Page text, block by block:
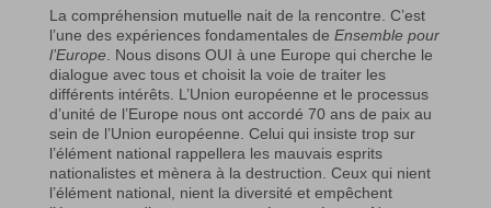
La compréhension mutuelle nait de la rencontre. C’est
l’une des expériences fondamentales de Ensemble pour
l’Europe. Nous disons OUI à une Europe qui cherche le
dialogue avec tous et choisit la voie de traiter les
différents intérêts. L’Union européenne et le processus
d’unité de l’Europe nous ont accordé 70 ans de paix au
sein de l’Union européenne. Celui qui insiste trop sur
l’élément national rappellera les mauvais esprits
nationalistes et mènera à la destruction. Ceux qui nient
l’élément national, nient la diversité et empêchent